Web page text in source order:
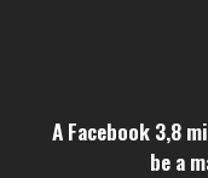
A Facebook 3,8
be a